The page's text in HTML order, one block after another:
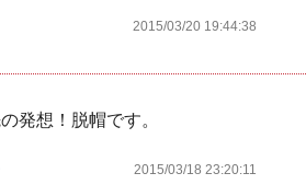
2015/03/20 19:44:38
発想！脱帽です。
2015/03/18 23:20:11